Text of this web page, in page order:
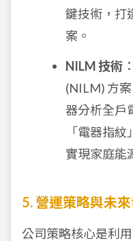
鍵技術，打
案。
NILM 技術
(NILM) 方
器分析全戶
「電器指
實現家庭能
5. 營運策略與未
公司策略核心是利